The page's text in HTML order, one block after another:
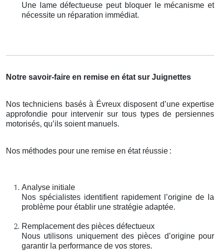
Une lame défectueuse peut bloquer le mécanisme et
nécessite un réparation immédiat.
Notre savoir-faire en remise en état sur Juignettes
Nos techniciens basés à Évreux disposent d’une expertise
approfondie pour intervenir sur tous types de persiennes
motorisés, qu’ils soient manuels.
Nos méthodes pour une remise en état réussie :
Analyse initiale
Nos spécialistes identifient rapidement l’origine de la
problème pour établir une stratégie adaptée.
Remplacement des pièces défectueux
Nous utilisons uniquement des pièces d’origine pour
garantir la performance de vos stores.